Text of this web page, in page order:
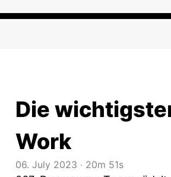
Die
Work
06. July 2023 ‧ 20m 51s